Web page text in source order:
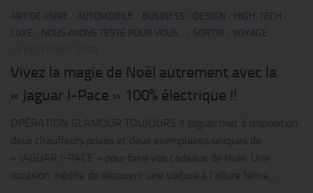
ART DE VIVRE AUTOMOBILE BUSINESS DESIGN HIGH-TECH
LUXE
NOUS AVONS TESTÉ POUR VOUS... SORTIR
VOYAGE
Vivez la magie de Noël autrement avec la
« Jaguar I-Pace » 100% électrique !!
OPÉRATION GLAMOUR TOUJOURS !! Jaguar met à disposition
deux chauffeurs privés et deux exemplaires uniques de
« JAGUAR I-PACE » pour faire vos cadeaux de Noël. Une
occasion inédite de découvrir une voiture à l’allure féline,...